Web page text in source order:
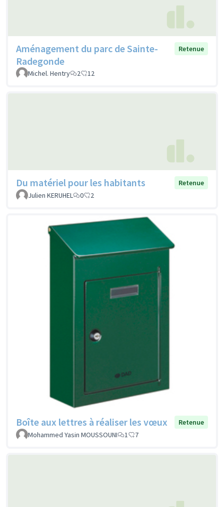
Aménagement du parc de Sainte-
Radegonde
Retenue
Michel. Hentry 2 12
Du matériel pour les habitants
Retenue
Julien KERUHEL
0 2
Boîte aux lettres à réaliser les vœux
Retenue
Mohammed Yasin MOUSSOUNI
1 7